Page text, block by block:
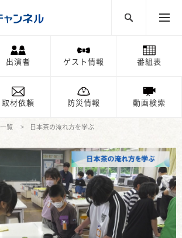
出演者 ゲスト情報 番組表
取材依頼 防災情報 動画検索
覧 日本茶の淹れ方を学ぶ